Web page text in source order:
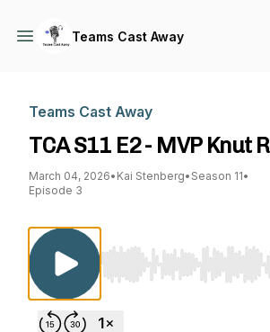
Teams Cast Away
Teams Cast Away
TCA S11 E2 - MVP Knut
March 04, 2026• Kai Stenberg• Season 11•
Episode 3
Use Left/Right to seek,